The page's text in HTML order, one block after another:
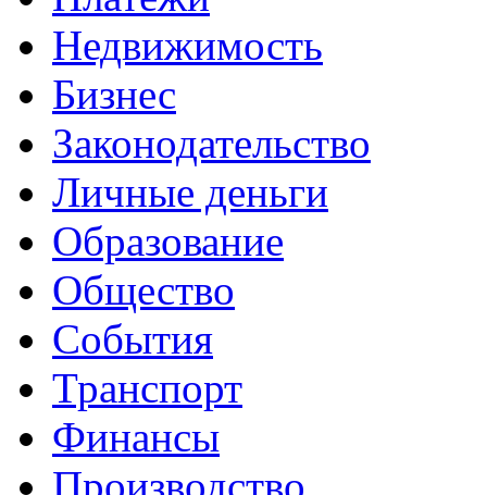
Недвижимость
Бизнес
Законодательство
Личные деньги
Образование
Общество
События
Транспорт
Финансы